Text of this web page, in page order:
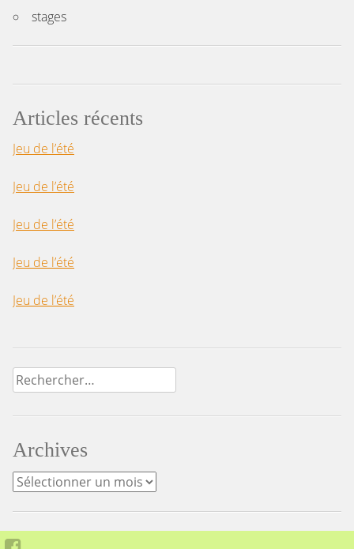
stages
Articles récents
Jeu de l’été
Jeu de l’été
Jeu de l’été
Jeu de l’été
Jeu de l’été
Rechercher :
Archives
Archives